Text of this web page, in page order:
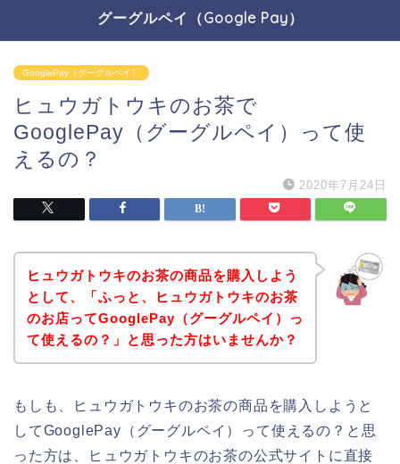
グーグルペイ（Google Pay）
GooglePay（グーグルペイ）
ヒュウガトウキのお茶で
GooglePay（グーグルペイ）って使
えるの？
2020年7月24日
ヒュウガトウキのお茶の商品を購入しよう
として、「ふっと、ヒュウガトウキのお茶
のお店ってGooglePay（グーグルペイ）っ
て使えるの？」と思った方はいませんか？
もしも、ヒュウガトウキのお茶の商品を購入しようと
してGooglePay（グーグルペイ）って使えるの？と思
った方は、ヒュウガトウキのお茶の公式サイトに直接